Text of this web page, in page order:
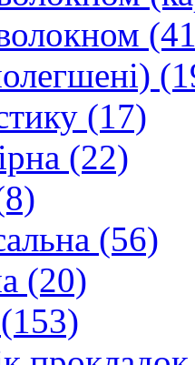
(17)
(22)
(56)
(20)